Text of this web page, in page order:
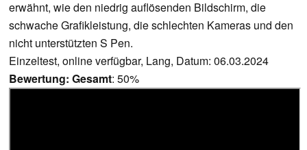
erwähnt, wie den niedrig auflösenden Bildschirm, die
schwache Grafikleistung, die schlechten Kameras und den
nicht unterstützten S Pen.
Einzeltest, online verfügbar, Lang, Datum: 06.03.2024
Bewertung: Gesamt: 50%